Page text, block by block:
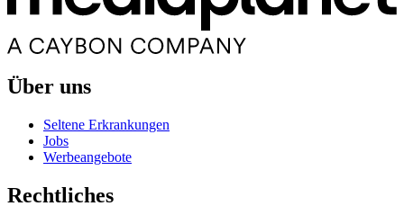
Über uns
Seltene Erkrankungen
Jobs
Werbeangebote
Rechtliches